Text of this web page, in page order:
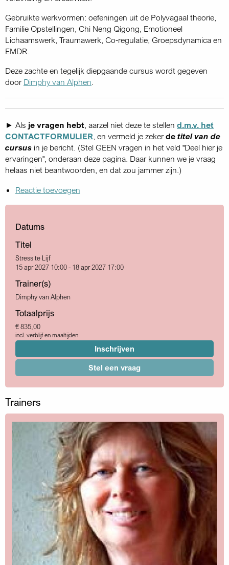
Gebruikte werkvormen: oefeningen uit de Polyvagaal theorie,
Familie Opstellingen, Chi Neng Qigong, Emotioneel
Lichaamswerk, Traumawerk, Co-regulatie, Groepsdynamica en
EMDR.
Deze zachte en tegelijk diepgaande cursus wordt gegeven
door Dimphy van Alphen
► Als je vragen hebt , aarzel niet deze te stellen d.m.v. het
CONTACTFORMULIER , en vermeld je zekerde titel van de
cursus in je bericht. (Stel GEEN vragen in het veld "Deel hier je
ervaringen", onderaan deze pagina. Daar kunnen we je vraag
helaas niet beantwoorden, en dat zou jammer zijn.)
Reactie toevoegen
Datums
Titel
Stress te Lijf
15 apr 2027 10:00 - 18 apr 2027 17:00
Trainer(s)
Dimphy van Alphen
Totaalprijs
€ 835,00
incl. verblijf en maaltijden
Inschrijven
Stel een vraag
Trainers